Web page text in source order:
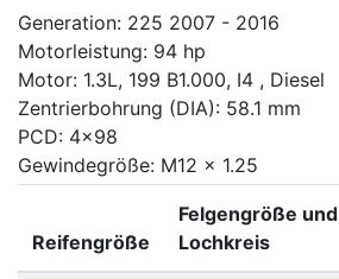
Generation: 225 2007 - 2016
Motorleistung: 94 hp
Motor: 1.3L, 199 B1.000, I4 , Diesel
Zentrierbohrung (DIA): 58.1 mm
PCD: 4x98
Gewindegröße: M12 x 1.25
Reifengröße
Felgengröße und
Lochkreis